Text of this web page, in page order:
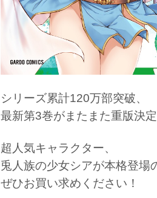
シリーズ累計120万部突破、
最新第3巻がまたまた重版決定
超人気キャラクター、
兎人族の少女シアが本格登場
ぜひお買い求めください！